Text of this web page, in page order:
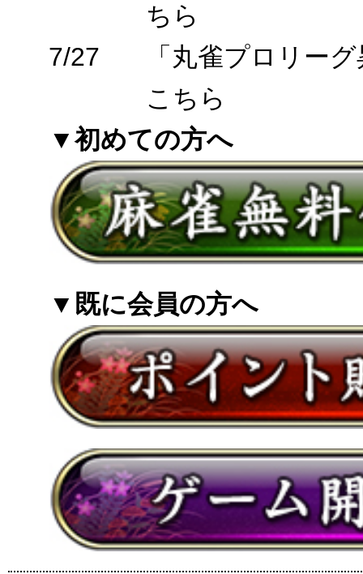
ちら
7/27
「丸雀プロリー
こちら
▼初めての方へ
▼既に会員の方へ